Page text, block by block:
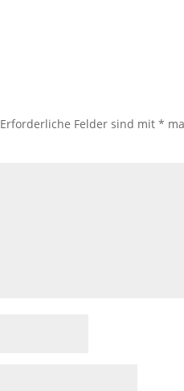
Erforderliche Felder sind mit*